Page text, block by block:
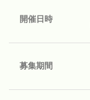
開催日時
募集期間